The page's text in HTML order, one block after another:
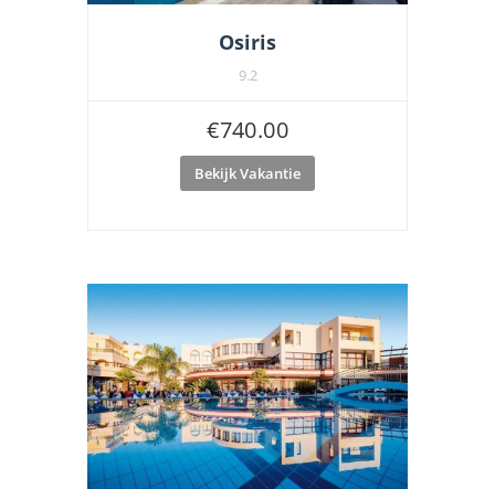
Osiris
9.2
€740.00
Bekijk Vakantie